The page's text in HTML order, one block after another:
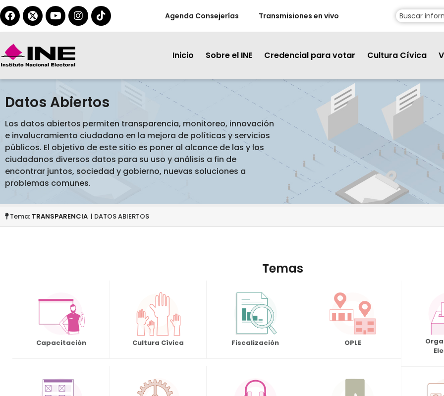
Agenda Consejerías Transmisiones en vivo
Inicio Sobre el INE Credencial para votar Cultura Cívica
Datos Abiertos
Los datos abiertos permiten transparencia, monitoreo, innovación
e involucramiento ciudadano en la mejora de políticas y servicios
públicos. El objetivo de este sitio es poner al alcance de las y los
ciudadanos diversos datos para su uso y análisis a fin de
encontrar juntos, sociedad y gobierno, nuevas soluciones a
problemas comunes.
Tema: TRANSPARENCIA | DATOS ABIERTOS
Temas
Capacitación Cultura Cívica Fiscalización OPLE